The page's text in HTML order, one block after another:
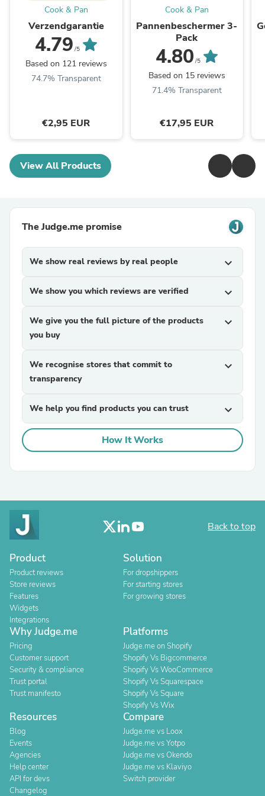
Cook & Pan
Verzendgarantie
4.79 /5
Based on 121 reviews
74.7% Transparent
€2,95 EUR
Cook & Pan
Pannenbeschermer 3-
Pack
4.80 /5
Based on 15 reviews
71.4% Transparent
€17,95 EUR
View All Products
The Judge.me promise
We show real reviews by real people expand_more
We show you which reviews are verified expand_more
We give you the full picture of the products
you buy
expand_more
We recognise stores that commit to
transparency
expand_more
We help you find products you can trust expand_more
How It Works
Back to top
Product
Product reviews
Store reviews
Features
Widgets
Integrations
Solution
For dropshippers
For starting stores
For growing stores
Why Judge.me
Pricing
Customer support
Security & compliance
Trust portal
Trust manifesto
Platforms
Judge.me on Shopify
Shopify Vs Bigcommerce
Shopify Vs WooCommerce
Shopify Vs Squarespace
Shopify Vs Square
Shopify Vs Wix
Resources
Blog
Events
Agencies
Help center
API for devs
Changelog
Compare
Judge.me vs Loox
Judge.me vs Yotpo
Judge.me vs Okendo
Judge.me vs Klaviyo
Switch provider